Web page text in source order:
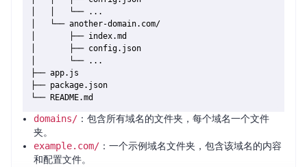
│   │   └── ...
│   └── another-domain.com/
│       ├── index.md
│       ├── config.json
│       └── ...
├── app.js
├── package.json
domains/ ：包含所有域名的文件夹，每个域名一个文件
夹。
example.com/ ：一个示例域名文件夹，包含该域名的内容
和配置文件。